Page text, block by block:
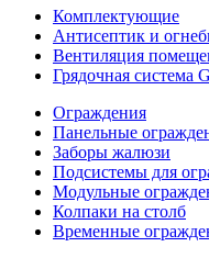
Комплектующие
Антисептик и
Вентиляция
Грядочная система
Ограждения
Панельные
Заборы жалюзи
Подсистемы для
Модульные
Колпаки на столб
Временные